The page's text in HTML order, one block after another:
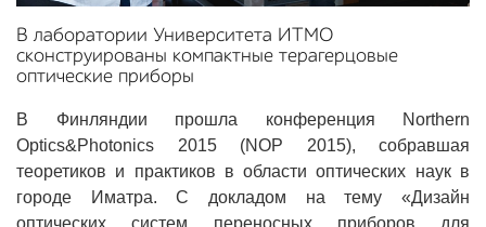
В лаборатории Университета ИТМО
сконструированы компактные терагерцовые
оптические приборы
В Финляндии прошла конференция Northern
Optics&Photonics 2015 (NOP 2015), собравшая
теоретиков и практиков в области оптических наук в
городе Иматра. С докладом на тему «Дизайн
оптических систем переносных приборов для